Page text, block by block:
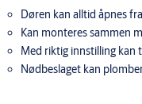
Døren kan alltid åpnes
Kan monteres sammen
Med riktig innstilling kan
Nødbeslaget kan